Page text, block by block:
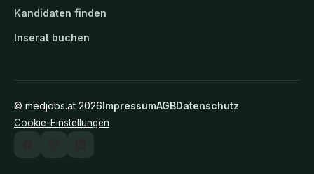
Kandidaten finden
Inserat buchen
© medjobs.at 2026ImpressumAGBDatenschutz
Cookie-Einstellungen